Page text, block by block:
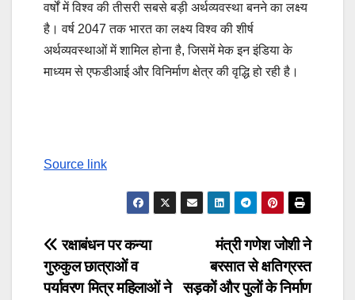
वर्षों में विश्व की तीसरी सबसे बड़ी अर्थव्यवस्था बनने का लक्ष्य
है। वर्ष 2047 तक भारत का लक्ष्य विश्व की शीर्ष
अर्थव्यवस्थाओं में शामिल होना है, जिसमें मेक इन इंडिया के
माध्यम से एफडीआई और विनिर्माण क्षेत्र की वृद्धि हो रही है।
navigation
Source link
Post
navigation
मंत्री गणेश जोशी ने
बरसात से क्षतिग्रस्त
सड़कों और पुलों के निर्माण
रक्षाबंधन पर कन्या
गुरुकुल छात्राओं व
पर्यावरण मित्र महिलाओं ने